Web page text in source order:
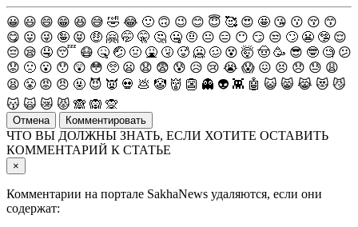
😀 😃 😄 😁 😆 😅 🤣 😂 🙂 🙃 😉 😊 😇 🥰 😍 🤩 😘 😗 😚 😙
😋 😛 😜 🤪 😝 🤑 🤗 🤭 🤫 🤔 🤐 🤨 😐 😑 😶 😏 😒 🙄 😬 🤥 😌
😔 😪 🤤 😴 😷 🤒 🤕 🤢 🤮 🤧 🥵 🥶 🥴 😵 🤯 🤠 🥳 😎 🤓 🧐 😕
😟 🙁 😮 😯 😲 😳 🥺 😦 😧 😨 😰 😥 😢 😭 😱 😖 😣 😞 😓 😩
😫 😤 😡 😠 🤬 😈 👿 💀 💩 🤡 👹 👺 👻 👽 👾 🤖 😺 😸 😹 😻 😼
😽 🙀 😿 😾 🙈 🙉 🙊
Отмена Комментировать
ЧТО ВЫ ДОЛЖНЫ ЗНАТЬ, ЕСЛИ ХОТИТЕ ОСТАВИТЬ
КОММЕНТАРИЙ К СТАТЬЕ
×
Комментарии на портале SakhaNews удаляются, если они
содержат: